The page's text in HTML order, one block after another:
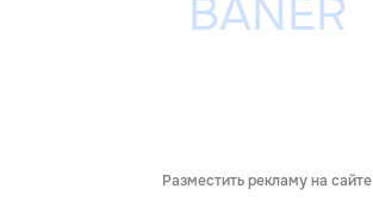
Разместить рекламу на сайте